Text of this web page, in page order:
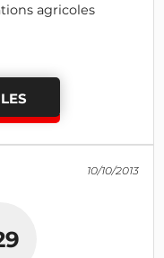
agricoles
10/10/2013